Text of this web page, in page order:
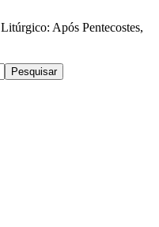
Após Pentecostes,